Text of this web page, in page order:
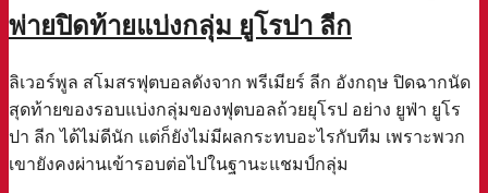
พ่ายปิดท้ายแบ่งกลุ่ม ยูโรปา ลีก
ลิเวอร์พูล สโมสรฟุตบอลดังจาก พรีเมียร์ ลีก อังกฤษ ปิดฉากนัด
สุดท้ายของรอบแบ่งกลุ่มของฟุตบอลถ้วยยุโรป อย่าง ยูฟ่า ยูโร
ปา ลีก ได้ไม่ดีนัก แต่ก็ยังไม่มีผลกระทบอะไรกับทีม เพราะพวก
เขายังคงผ่านเข้ารอบต่อไปในฐานะแชมป์กลุ่ม